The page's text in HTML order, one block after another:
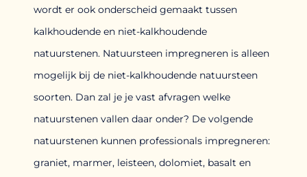
wordt er ook onderscheid gemaakt tussen
kalkhoudende en niet-kalkhoudende
natuurstenen. Natuursteen impregneren is alleen
mogelijk bij de niet-kalkhoudende natuursteen
soorten. Dan zal je je vast afvragen welke
natuurstenen vallen daar onder? De volgende
natuurstenen kunnen professionals impregneren:
graniet, marmer, leisteen, dolomiet, basalt en